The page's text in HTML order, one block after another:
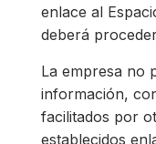
enlace al
deberá
La empresa no
información,
facilitados por
establecidos